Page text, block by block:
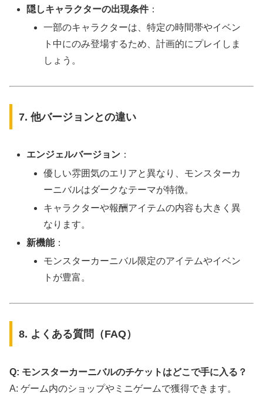
隠しキャラクターの出現条件：
一部のキャラクターは、特定の時間帯やイベン
ト中にのみ登場するため、計画的にプレイしま
しょう。
7. 他バージョンとの違い
エンジェルバージョン ：
優しい雰囲気のエリアと異なり、モンスターカ
ーニバルはダークなテーマが特徴。
キャラクターや報酬アイテムの内容も大きく異
なります。
新機能：
モンスターカーニバル限定のアイテムやイベン
トが豊富。
8. よくある質問（FAQ）
Q: モンスターカーニバルのチケットはどこで手に入る？
A: ゲーム内のショップやミニゲームで獲得できます。